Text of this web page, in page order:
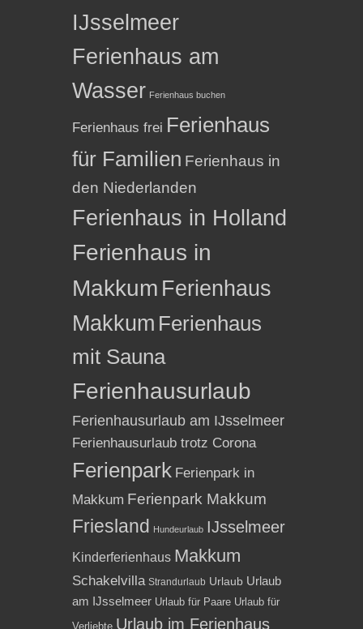
IJsselmeer
Ferienhaus am
Wasser Ferienhaus buchen
Ferienhaus frei Ferienhaus
für Familien Ferienhaus in
den Niederlanden
Ferienhaus in Holland
Ferienhaus in
Makkum Ferienhaus
Makkum Ferienhaus
mit Sauna
Ferienhausurlaub
Ferienhausurlaub am IJsselmeer
Ferienhausurlaub trotz Corona
Ferienpark Ferienpark in
Makkum Ferienpark Makkum
Friesland Hundeurlaub IJsselmeer
Kinderferienhaus Makkum
Schakelvilla Strandurlaub Urlaub Urlaub
am IJsselmeer Urlaub für Paare Urlaub für
Urlaub im Ferienhaus